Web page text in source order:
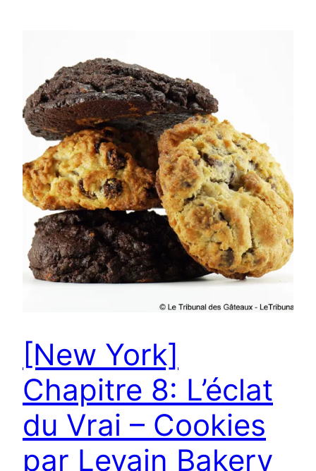
[New York]
Chapitre 8: L’éclat
du Vrai – Cookies
par Levain Bakery